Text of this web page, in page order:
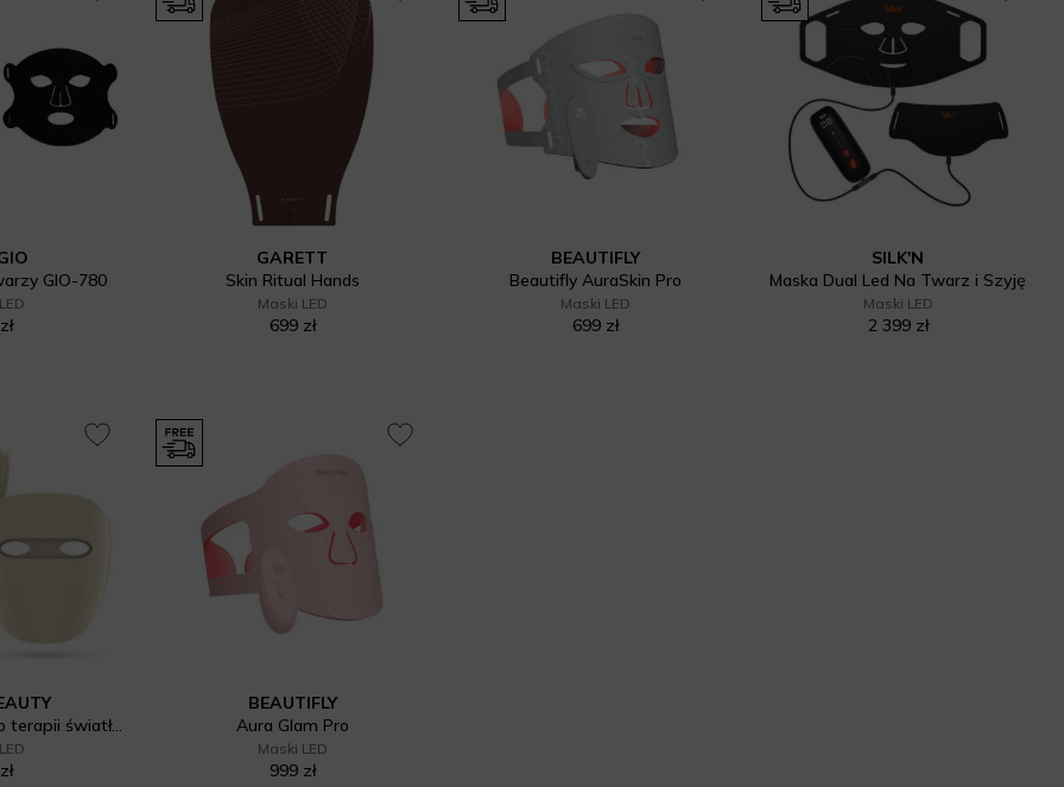
GIO-780
GARETT
Skin Ritual Hands
Maski LED
699 zł
BEAUTIFLY
Beautifly AuraSkin Pro
Maski LED
699 zł
SILK'N
Maska Dual Led Na Twarz i Szyję
Maski LED
2 399 zł
ALVA Maska LED do terapii światłem poprawiająca kondycję skóry twarzy
BEAUTIFLY
Aura Glam Pro
Maski LED
999 zł